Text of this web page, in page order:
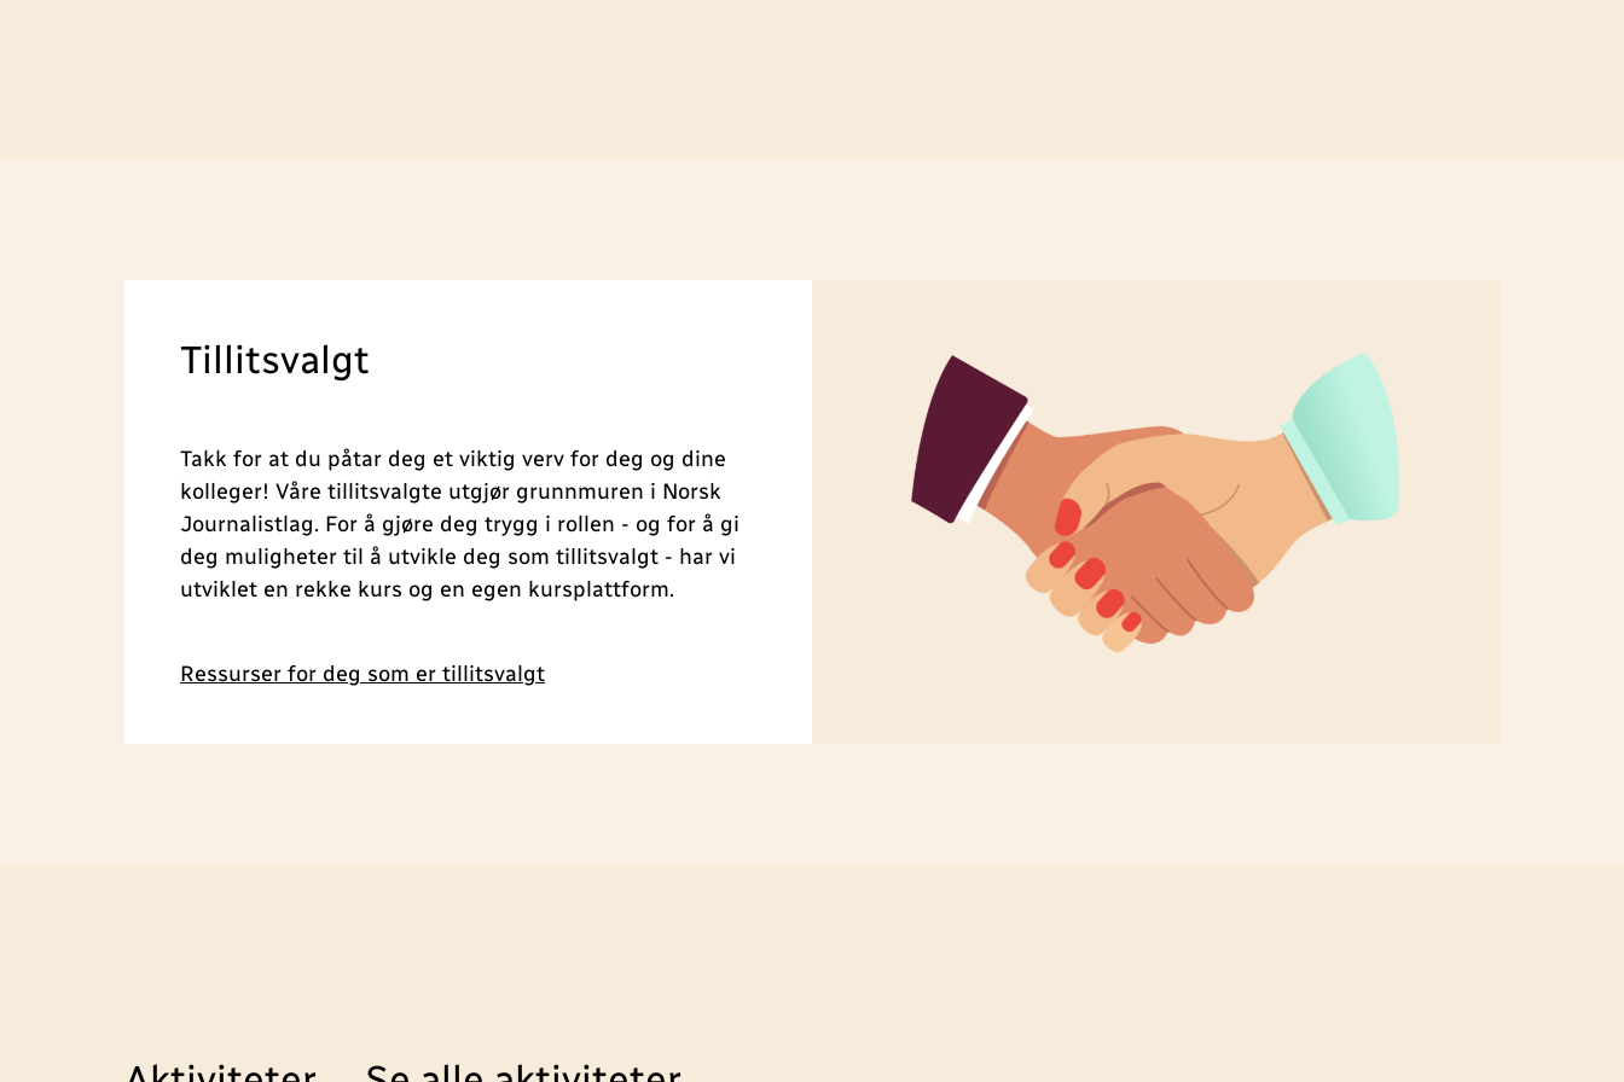
Tillitsvalgt
Takk for at du påtar deg et viktig verv for deg og dine
kolleger! Våre tillitsvalgte utgjør grunnmuren i Norsk
Journalistlag. For å gjøre deg trygg i rollen - og for å gi
deg muligheter til å utvikle deg som tillitsvalgt - har vi
utviklet en rekke kurs og en egen kursplattform.
Ressurser for deg som er tillitsvalgt